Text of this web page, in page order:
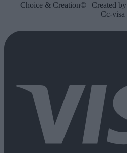
Choice & Creation© | Created by
Cc-visa